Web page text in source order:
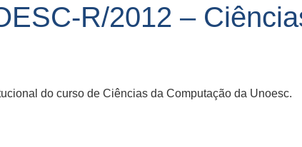
R/2012 –
do curso de Ciências da Computação da Unoesc.